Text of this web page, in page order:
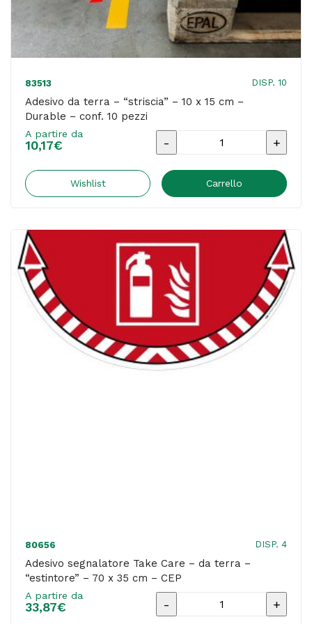
83513 DISP. 10
Adesivo da terra – “striscia” – 10 x 15 cm –
Durable – conf. 10 pezzi
A partire da
10,17€
Adesivo
terra
-
10
cm
-
Durable
Wishlist Carrello
80656 DISP. 4
Adesivo segnalatore Take Care – da terra –
“estintore” – 70 x 35 cm – CEP
A partire da
33,87€
Adesivo